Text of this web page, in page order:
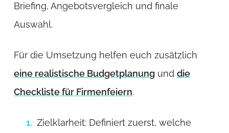
Briefing, Angebotsvergleich und finale
Auswahl.
Für die Umsetzung helfen euch zusätzlich
eine realistische Budgetplanungund die
Checkliste für Firmenfeiern.
Zielklarheit: Definiert zuerst, welche